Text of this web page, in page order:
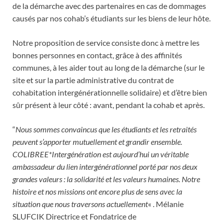
de la démarche avec des partenaires en cas de dommages
causés par nos cohab’s étudiants sur les biens de leur hôte.
Notre proposition de service consiste donc à mettre les
bonnes personnes en contact, grâce à des affinités
communes, à les aider tout au long de la démarche (sur le
site et sur la partie administrative du contrat de
cohabitation intergénérationnelle solidaire) et d’être bien
sûr présent à leur côté : avant, pendant la cohab et après.
“Nous sommes convaincus que les étudiants et les retraités
peuvent s’apporter mutuellement et grandir ensemble.
COLIBREE*Intergénération est aujourd’hui un véritable
ambassadeur du lien intergénérationnel porté par nos deux
grandes valeurs : la solidarité et les valeurs humaines. Notre
histoire et nos missions ont encore plus de sens avec la
situation que nous traversons actuellement« . Mélanie
SLUFCIK Directrice et Fondatrice de